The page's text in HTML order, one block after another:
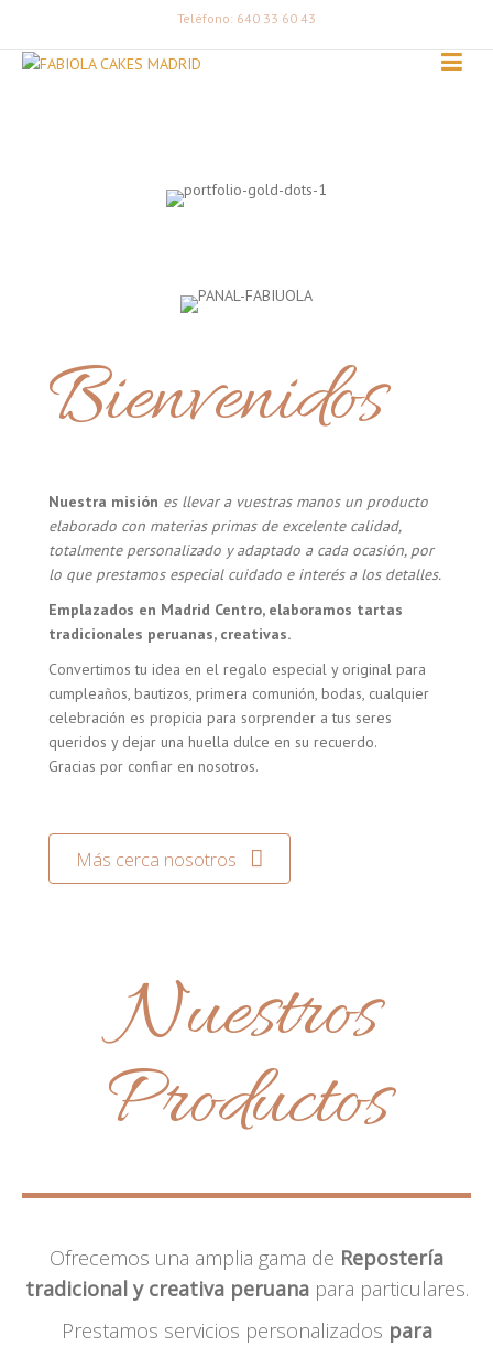
Teléfono: 640 33 60 43
Bienvenidos
Nuestra misión es llevar a vuestras manos un producto
elaborado con materias primas de excelente calidad,
totalmente personalizado y adaptado a cada ocasión, por
lo que prestamos especial cuidado e interés a los detalles.
Emplazados en Madrid Centro, elaboramos tartas
tradicionales peruanas, creativas.
Convertimos tu idea en el regalo especial y original para
cumpleaños, bautizos, primera comunión, bodas, cualquier
celebración es propicia para sorprender a tus seres
queridos y dejar una huella dulce en su recuerdo.
Gracias por confiar en nosotros.
Más cerca nosotros
Nuestros
Productos
Ofrecemos una amplia gama de Repostería
tradicional y creativa peruanapara particulares.
Prestamos servicios personalizados para